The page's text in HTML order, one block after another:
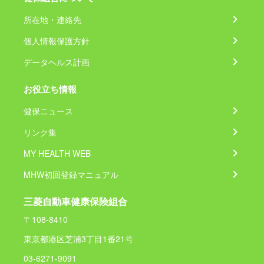
所在地・連絡先
個人情報保護方針
データヘルス計画
お役立ち情報
健保ニュース
リンク集
MY HEALTH WEB
MHW初回登録マニュアル
三菱自動車健康保険組合
〒108-8410
東京都港区芝浦3丁目1番21号
03-6271-9091